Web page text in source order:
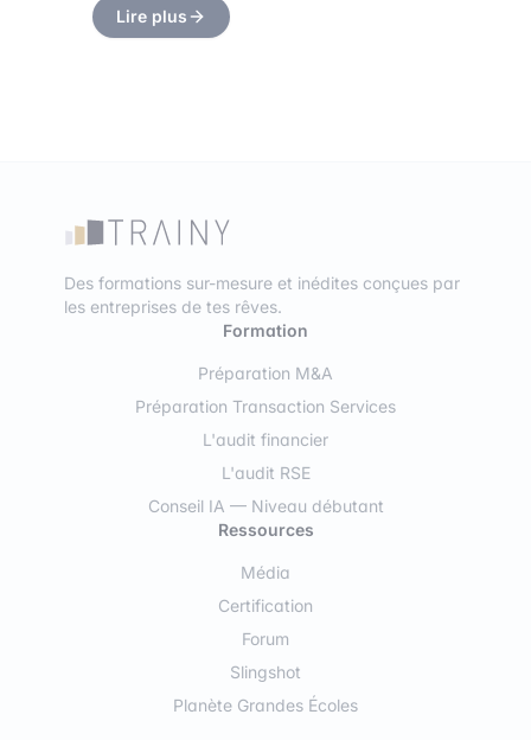
Lire plus
Des formations sur-mesure et inédites conçues par
les entreprises de tes rêves.
Formation
Préparation M&A
Préparation Transaction Services
L'audit financier
L'audit RSE
Conseil IA — Niveau débutant
Ressources
Média
Certification
Forum
Slingshot
Planète Grandes Écoles